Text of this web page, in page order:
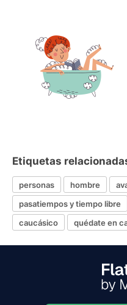
Etiquetas
personas hombre
pasatiempos y tiempo libre
caucásico
quédate en